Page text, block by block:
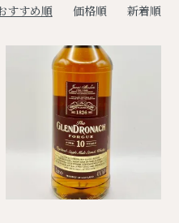
すすめ順 価格順 新着順